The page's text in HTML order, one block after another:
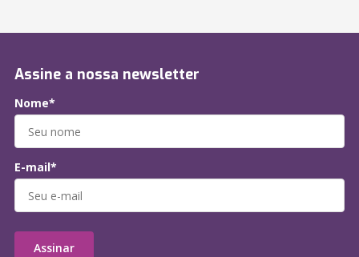
Assine a nossa newsletter
Nome*
E-mail*
Assinar